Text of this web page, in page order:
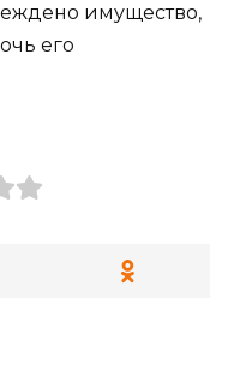
имущество,
его